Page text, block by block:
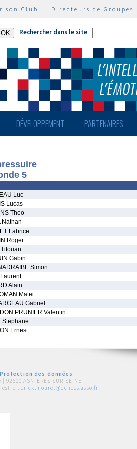
son Club | Directeurs de Groupes
Rechercher dans le site
DÉVELOPPEMENT PARTENAIRES
5
Luc
Lucas
Theo
Nathan
Fabrice
Roger
Titouan
Gabin
Simon
Alain
Matei
Gabriel
PRUNIER Valentin
Stephane
Ernest
Protection des données
92600 ASNIERES SUR SEINE
: erick.mouret@echecs.asso.fr